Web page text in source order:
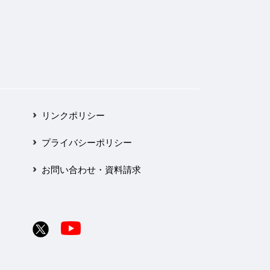
リンクポリシー
プライバシーポリシー
お問い合わせ・資料請求